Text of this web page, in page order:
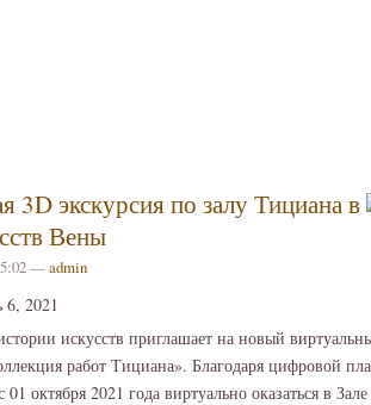
3D экскурсия по залу Тициана в
Вены
—admin
6, 2021
искусств приглашает на новый
работ Тициана». Благодаря цифровой
октября 2021 года виртуально оказаться в